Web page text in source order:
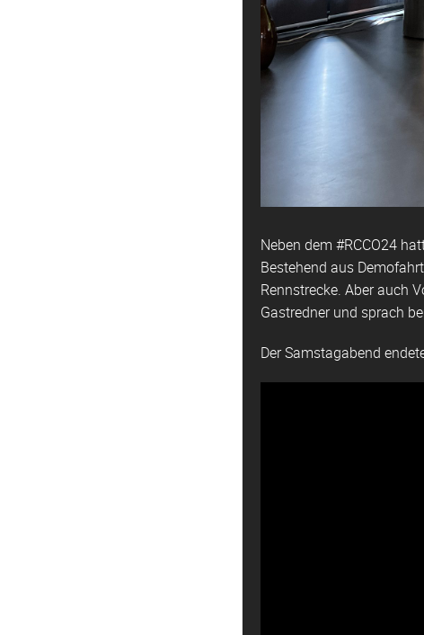
Neben dem #RCCO24
Bestehend aus
Rennstrecke. Aber auch
Gastredner und sprach
Der Samstagabend